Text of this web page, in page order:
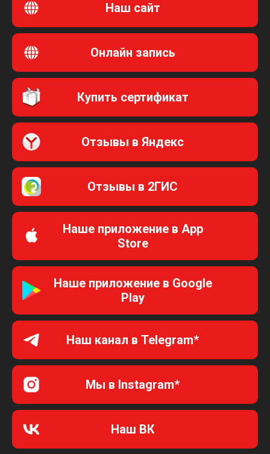
Наш сайт
Онлайн запись
Купить сертификат
Отзывы в Яндекс
Отзывы в 2ГИС
Наше приложение в App
Store
Наше приложение в Google
Play
Наш канал в Telegram*
Мы в Instagram*
Наш ВК